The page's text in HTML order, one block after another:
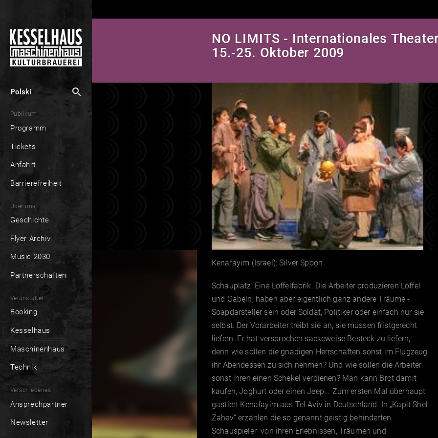
Polski search
Publikum
Programm
Tickets
Anfahrt
Barrierefreiheit
Über uns
Geschichte
Flyer Archiv
Music 2030
Partnerschaften
Veranstalter
Booking
Kesselhaus
Maschinenhaus
Technik
Verschiedenes
Ansprechpartner
Newsletter
NO LIMITS - Internationales
15.-25. Oktober 2009
Kenafayim (Israel): Silver Spoon
Schauplatz: Eine Löffelfabrik. Die Arbeiter produzieren Löffel
und Gabeln, haben aber eigentlich ganz andere Träume -
Soapdarsteller sein oder Soldat, Politiker oder einfach nur sie
selbst. Der Vorarbeiter treibt sie an, sie müssen fristgerecht
liefern. Er hat versprochen säckeweise Besteck zu liefern,
denn wie sollen die gnädigen Herrschaften sonst im Flugzeug
ihr Abendessen zu sich nehmen? Und wie sollen die Arbeiter
sonst ihren einen Schekel verdienen? Man kann Brot damit
kaufen, Joghurt oder einen Jeep... Zum ersten Mal überhaupt
gastiert Kenafayim aus Tel Aviv in Deutschland. In „Kapit Shel
Zahev“ erzählen die so genannt geistig behinderten
Schauspieler von ihren Erlebnissen, Träumen und